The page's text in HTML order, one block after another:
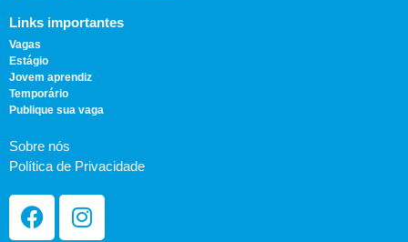
Links importantes
Vagas
Estágio
Jovem aprendiz
Temporário
Publique sua vaga
Sobre nós
Política de Privacidade